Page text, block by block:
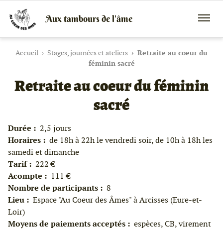
Aux tambours de l'âme
de
chamaniques,
peaux
et
peintures
canalisées,
soins
énergétiques,
stages
Accueil Stages, journées et ateliers
Retraite au coeur du
féminin sacré
Retraite au coeur du féminin
sacré
Durée : 2,5 jours
Horaires : de 18h à 22h le vendredi soir, de 10h à 18h les
samedi et dimanche
Tarif : 222 €
Acompte : 111 €
Nombre de participants : 8
Lieu : Espace "Au Coeur des Âmes" à Arcisses (Eure-et-
Loir)
Moyens de paiements acceptés : espèces, CB, virement